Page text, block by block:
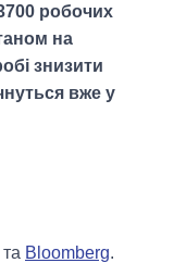
робочих
на
знизити
вже у
та Bloomberg.